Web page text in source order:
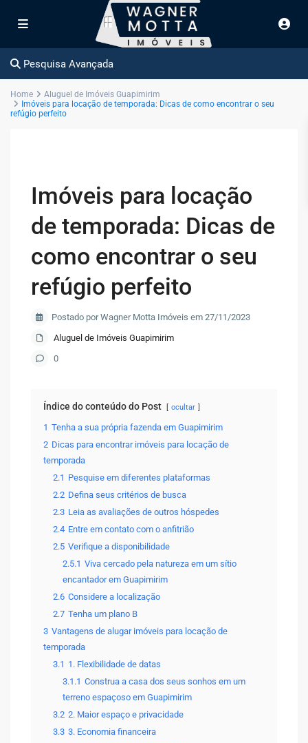
Pesquisa Avançada
Home
Aluguel de Imóveis Guapimirim
Imóveis para locação de temporada: Dicas de como encontrar o seu
refúgio perfeito
Imóveis para locação
de temporada: Dicas de
como encontrar o seu
refúgio perfeito
Postado por Wagner Motta Imóveis em 27/11/2023
Aluguel de Imóveis Guapimirim
0
Índice do conteúdo do Post ocultar
1 Tenha a sua própria fazenda em Guapimirim
2 Dicas para encontrar imóveis para locação de
temporada
2.1 Pesquise em diferentes plataformas
2.2 Defina seus critérios de busca
2.3 Leia as avaliações de outros hóspedes
2.4 Entre em contato com o anfitrião
2.5 Verifique a disponibilidade
2.5.1 Viva cercado pela natureza em um sítio
encantador em Guapimirim
2.6 Considere a localização
2.7 Tenha um plano B
3 Vantagens de alugar imóveis para locação de
temporada
3.1 1. Flexibilidade de datas
3.1.1 Construa a casa dos seus sonhos em um
terreno espaçoso em Guapimirim
3.2 2. Maior espaço e privacidade
3.3 3. Economia financeira